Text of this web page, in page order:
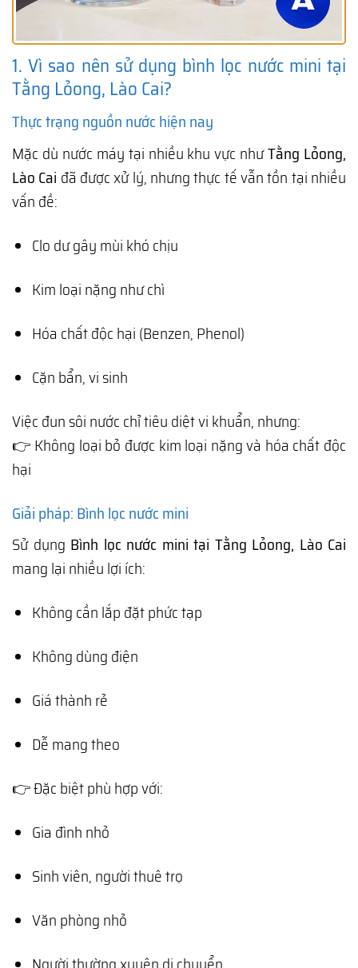
1. Vì sao nên sử dụng bình lọc nước mini tại
Tằng Lỏong, Lào Cai?
Thực trạng nguồn nước hiện nay
Mặc dù nước máy tại nhiều khu vực nhưTằng Lỏong,
Lào Cai đã được xử lý, nhưng thực tế vẫn tồn tại nhiều
vấn đề:
Clo dư gây mùi khó chịu
Kim loại nặng như chì
Hóa chất độc hại (Benzen, Phenol)
Cặn bẩn, vi sinh
Việc đun sôi nước chỉ tiêu diệt vi khuẩn, nhưng:
👉 Không loại bỏ được kim loại nặng và hóa chất độc
hại
Giải pháp: Bình lọc nước mini
Sử dụng Bình lọc nước mini tại Tằng Lỏong, Lào Cai
mang lại nhiều lợi ích:
Không cần lắp đặt phức tạp
Không dùng điện
Giá thành rẻ
Dễ mang theo
👉 Đặc biệt phù hợp với:
Gia đình nhỏ
Sinh viên, người thuê trọ
Văn phòng nhỏ